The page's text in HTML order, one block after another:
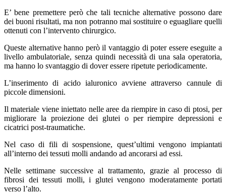
E’ bene premettere però che tali tecniche alternative possono dare
dei buoni risultati, ma non potranno mai sostituire o eguagliare quelli
ottenuti con l’intervento chirurgico.
Queste alternative hanno però il vantaggio di poter essere eseguite a
livello ambulatoriale, senza quindi necessità di una sala operatoria,
ma hanno lo svantaggio di dover essere ripetute periodicamente.
L’inserimento di acido ialuronico avviene attraverso cannule di
piccole dimensioni.
Il materiale viene iniettato nelle aree da riempire in caso di ptosi, per
migliorare la proiezione dei glutei o per riempire depressioni e
cicatrici post-traumatiche.
Nel caso di fili di sospensione, quest’ultimi vengono impiantati
all’interno dei tessuti molli andando ad ancorarsi ad essi.
Nelle settimane successive al trattamento, grazie al processo di
fibrosi dei tessuti molli, i glutei vengono moderatamente portati
verso l’alto.